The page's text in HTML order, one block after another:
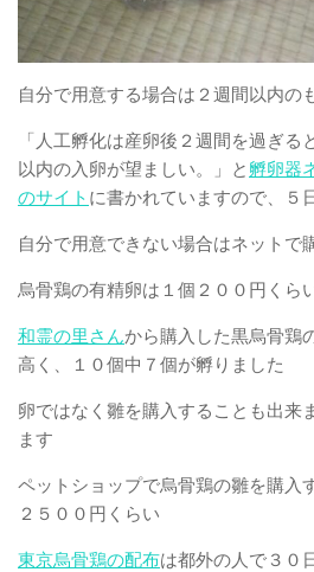
自分で用意する場合は２週間以内の
「人工孵化は産卵後２週間を過ぎる
以内の入卵が望ましい。」と 孵卵器
のサイト に書かれていますので、５
自分で用意できない場合はネットで
烏骨鶏の有精卵は１個２００円くら
和霊の里さんから購入した黒烏骨鶏
高く、１０個中７個が孵りました
卵ではなく雛を購入することも出来
ます
ペットショップで烏骨鶏の雛を購入
２５００円くらい
東京烏骨鶏の配布は都外の人で３０